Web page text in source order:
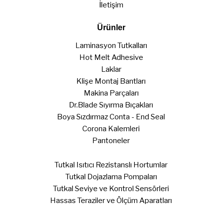
İletişim
Ürünler
Laminasyon Tutkalları
Hot Melt Adhesive
Laklar
Klişe Montaj Bantları
Makina Parçaları
Dr.Blade Sıyırma Bıçakları
Boya Sızdırmaz Conta - End Seal
Corona Kalemleri
Pantoneler
Tutkal Isıtıcı Rezistanslı Hortumlar
Tutkal Dojazlama Pompaları
Tutkal Seviye ve Kontrol Sensörleri
Hassas Teraziler ve Ölçüm Aparatları